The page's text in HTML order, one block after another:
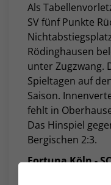
Als
SV fünf Punkte
Rödinghausen
unter Zugzwang.
Spieltagen auf
Saison.
fehlt in
Das Hinspiel
Bergischen 2:3.
Fortuna Köln -